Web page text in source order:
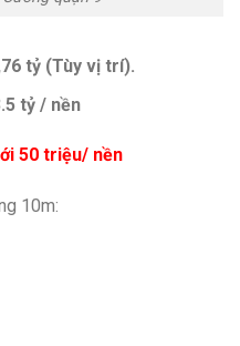
tỷ (Tùy vị trí).
tỷ / nền
50 triệu/ nền
10m: